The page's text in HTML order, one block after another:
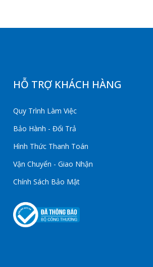
HỖ TRỢ KHÁCH HÀNG
Quy Trình Làm Việc
Bảo Hành - Đổi Trả
Hình Thức Thanh Toán
Vận Chuyển - Giao Nhận
Chính Sách Bảo Mật